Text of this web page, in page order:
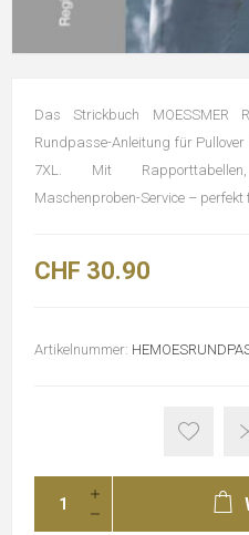
Das Strickbuch MOESSMER
Rundpasse-Anleitung für
7XL. Mit
Maschenproben-Service –
CHF 30.90
Artikelnummer: